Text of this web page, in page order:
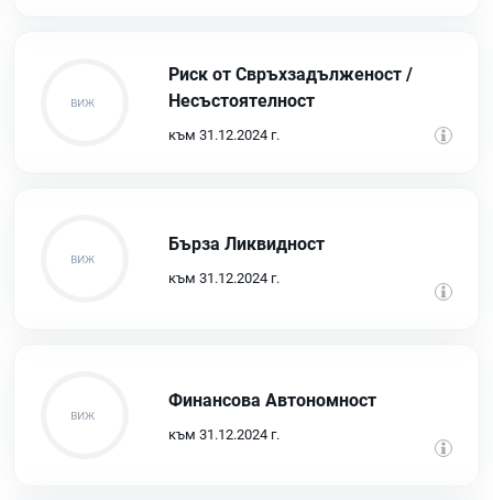
Риск от Свръхзадълженост /
Несъстоятелност
към 31.12.2024 г.
Бърза Ликвидност
към 31.12.2024 г.
Финансова Автономност
към 31.12.2024 г.